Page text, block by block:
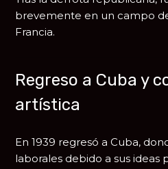
brevemente en un campo
Francia.
Regreso a Cuba y
artística
En 1939 regresó a Cuba,
laborales debido a sus ideas